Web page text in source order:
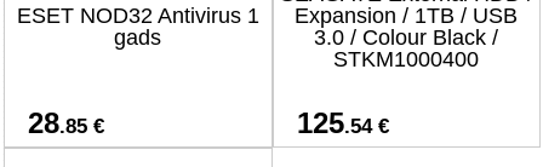
ESET NOD32 Antivirus 1
gads
28.85 €
Expansion / 1TB / USB
3.0 / Colour Black /
STKM1000400
125.54 €